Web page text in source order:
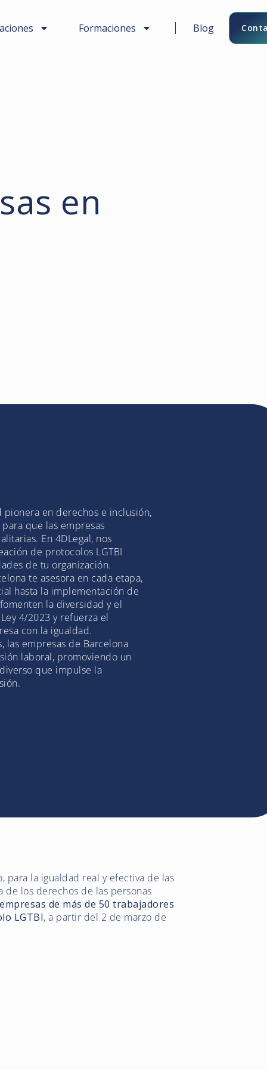
Formaciones Blog
en
pionera en derechos e inclusión,
que las empresas
En 4DLegal, nos
de protocolos LGTBI
de tu organización.
te asesora en cada etapa,
hasta la implementación de
la diversidad y el
4/2023 y refuerza el
con la igualdad.
las empresas de Barcelona
laboral, promoviendo un
que impulse la
para la igualdad real y efectiva de las
de los derechos de las personas
de más de 50 trabajadores
LGTBI, a partir del 2 de marzo de